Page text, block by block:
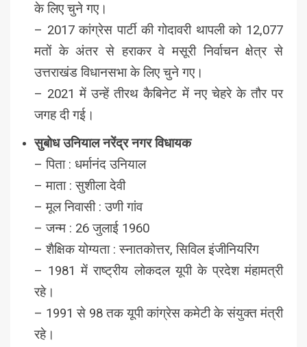
के लिए चुने गए।
– 2017 कांग्रेस पार्टी की गोदावरी थापली को 12,077
मतों के अंतर से हराकर वे मसूरी निर्वाचन क्षेत्र से
उत्तराखंड विधानसभा के लिए चुने गए।
– 2021 में उन्हें तीरथ कैबिनेट में नए चेहरे के तौर पर
जगह दी गई।
सुबोध उनियाल नरेंद्र नगर विधायक
– पिता : धर्मानंद उनियाल
– माता : सुशीला देवी
– मूल निवासी : उणी गांव
– जन्म : 26 जुलाई 1960
– शैक्षिक योग्यता : स्नातकोत्तर, सिविल इंजीनियरिंग
– 1981 में राष्ट्रीय लोकदल यूपी के प्रदेश मंहामत्री
रहे।
– 1991 से 98 तक यूपी कांग्रेस कमेटी के संयुक्त मंत्री
रहे।